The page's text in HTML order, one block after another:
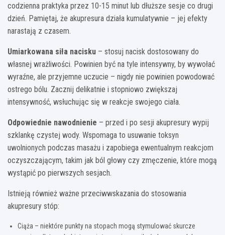
codzienna praktyka przez 10-15 minut lub dłuższe sesje co drugi
dzień. Pamiętaj, że akupresura działa kumulatywnie – jej efekty
narastają z czasem.
Umiarkowana siła nacisku – stosuj nacisk dostosowany do
własnej wrażliwości. Powinien być na tyle intensywny, by wywołać
wyraźne, ale przyjemne uczucie – nigdy nie powinien powodować
ostrego bólu. Zacznij delikatnie i stopniowo zwiększaj
intensywność, wsłuchując się w reakcje swojego ciała.
Odpowiednie nawodnienie – przed i po sesji akupresury wypij
szklankę czystej wody. Wspomaga to usuwanie toksyn
uwolnionych podczas masażu i zapobiega ewentualnym reakcjom
oczyszczającym, takim jak ból głowy czy zmęczenie, które mogą
wystąpić po pierwszych sesjach.
Istnieją również ważne przeciwwskazania do stosowania
akupresury stóp:
Ciąża – niektóre punkty na stopach mogą stymulować skurcze